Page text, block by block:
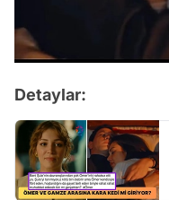
Detaylar: